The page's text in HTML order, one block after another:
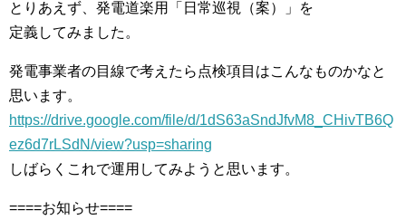
とりあえず、発電道楽用「日常巡視（案）」を
定義してみました。
発電事業者の目線で考えたら点検項目はこんなものかなと
思います。
https://drive.google.com/file/d/1dS63aSndJfvM8_CHivTB6Q
ez6d7rLSdN/view?usp=sharing
しばらくこれで運用してみようと思います。
====お知らせ====